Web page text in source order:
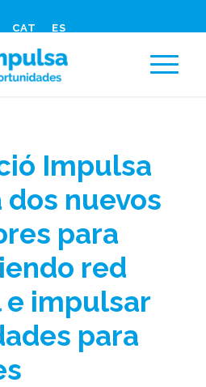
CAT ES
Impulsa
nuevos
para
red
impulsar
para